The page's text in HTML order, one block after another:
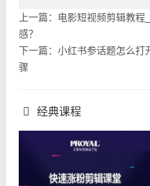
上一篇：电影短视频剪辑教
感？
下一篇：小红书参话题怎么打
骤
经典课程